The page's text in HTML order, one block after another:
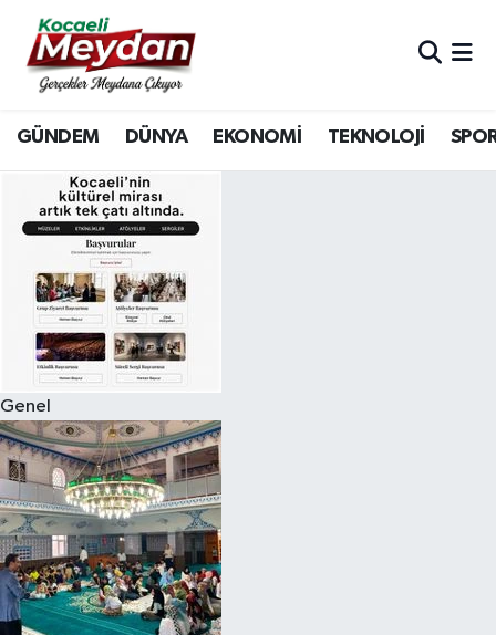
GÜNDEM DÜNYA EKONOMİ TEKNOLOJİ
Genel
Nöbetçi Eczaneler
Hava Durumu
Trafik Durumu
Süper Lig Puan Durumu ve Fikstür
Tüm Manşetler
Son Dakika Haberleri
Haber Arşivi